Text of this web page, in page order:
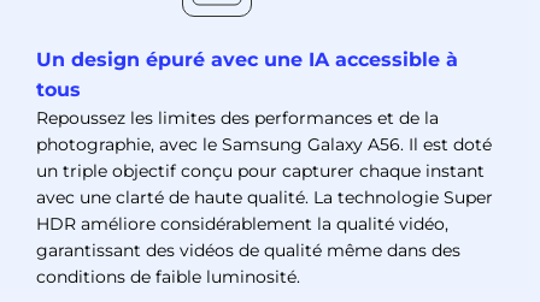
Un design épuré avec une IA accessible à
tous
Repoussez les limites des performances et de la
photographie, avec le Samsung Galaxy A56. Il est doté
un triple objectif conçu pour capturer chaque instant
avec une clarté de haute qualité. La technologie Super
HDR améliore considérablement la qualité vidéo,
garantissant des vidéos de qualité même dans des
conditions de faible luminosité.